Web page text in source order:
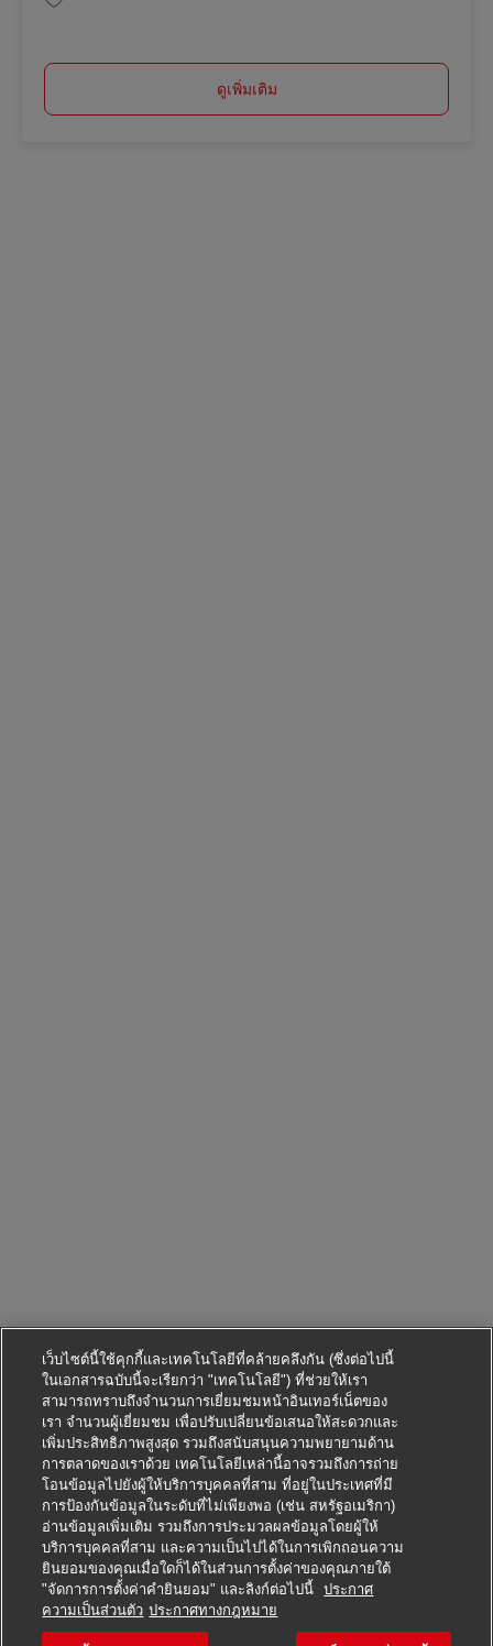
สมัครตำแหน่งนี้
ดูเพิ่มเติม
เว็บไซต์นี้ใช้คุกกี้และเทคโนโลยีที่คล้ายคลึงกัน (ซึ่งต่อไปนี้
ในเอกสารฉบับนี้จะเรียกว่า "เทคโนโลยี") ที่ช่วยให้เรา
สามารถทราบถึงจำนวนการเยี่ยมชมหน้าอินเทอร์เน็ตของ
เรา จำนวนผู้เยี่ยมชม เพื่อปรับเปลี่ยนข้อเสนอให้สะดวกและ
เพิ่มประสิทธิภาพสูงสุด รวมถึงสนับสนุนความพยายามด้าน
การตลาดของเราด้วย เทคโนโลยีเหล่านี้อาจรวมถึงการถ่าย
โอนข้อมูลไปยังผู้ให้บริการบุคคลที่สาม ที่อยู่ในประเทศที่มี
การป้องกันข้อมูลในระดับที่ไม่เพียงพอ (เช่น สหรัฐอเมริกา)
อ่านข้อมูลเพิ่มเติม รวมถึงการประมวลผลข้อมูลโดยผู้ให้
บริการบุคคลที่สาม และความเป็นไปได้ในการเพิกถอนความ
ยินยอมของคุณเมื่อใดก็ได้ในส่วนการตั้งค่าของคุณภายใต้
"จัดการการตั้งค่าคำยินยอม" และลิงก์ต่อไปนี้
ประกาศ
ความเป็นส่วนตัว ประกาศทางกฎหมาย